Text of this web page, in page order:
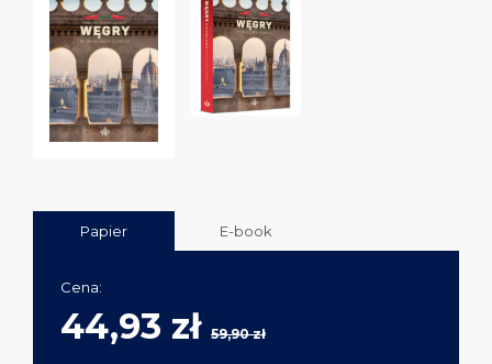
Papier E-book
Cena:
44,93 zł 59,90 zł